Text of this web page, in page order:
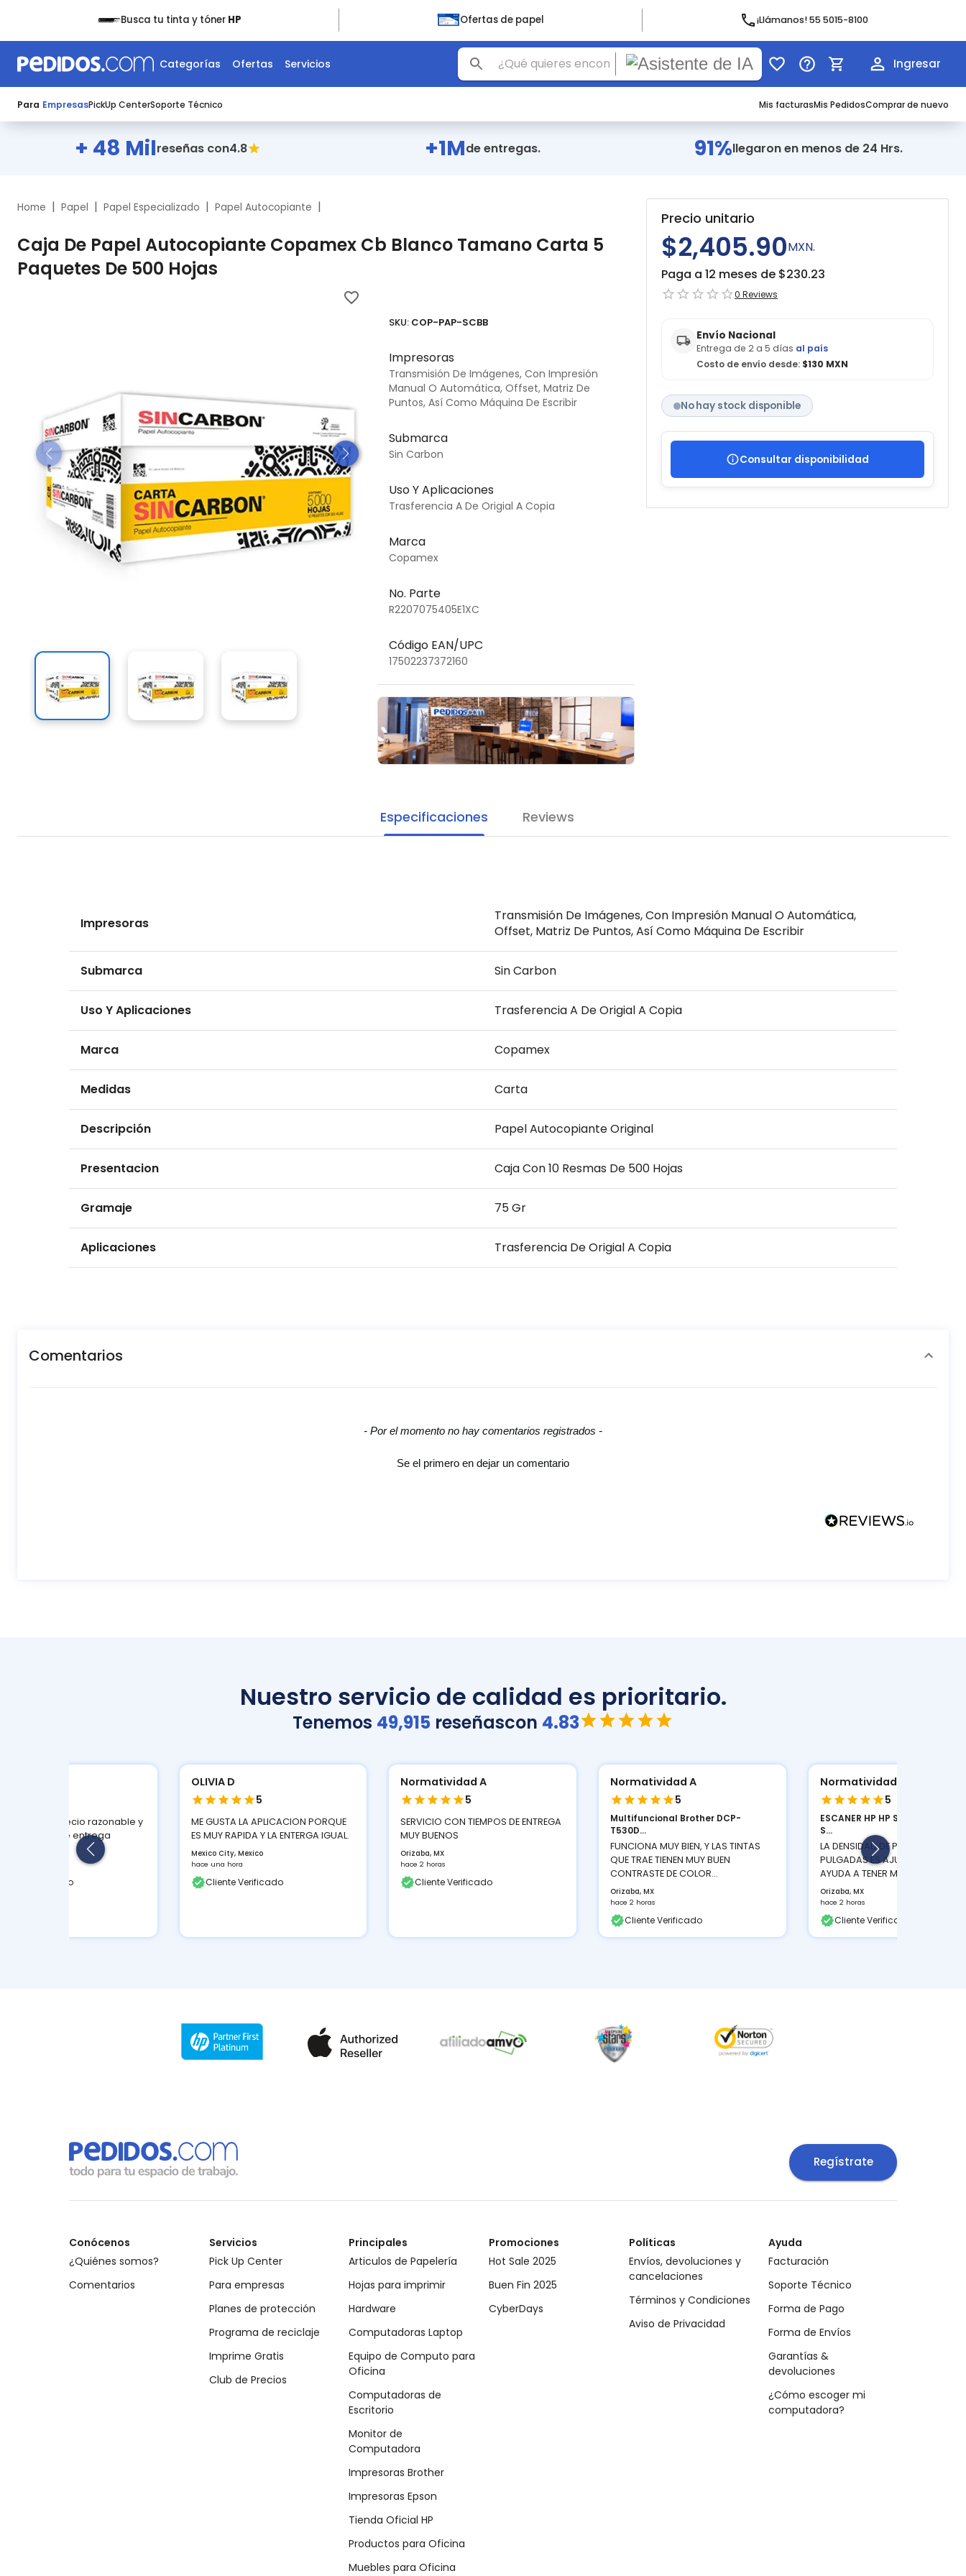
Busca tu tinta y tónerHP Ofertas de papel ¡Llámanos! 55 5015-8100
Categorías Ofertas Servicios Ingresar
Para EmpresasPickUp CenterSoporte Técnico Mis facturasMis PedidosComprar de nuevo
+ 48 Milreseñas con4.8 +1Mde entregas. 91%llegaron en menos de 24 Hrs.
Home | Papel | Papel Especializado | Papel Autocopiante |
Caja De Papel Autocopiante Copamex Cb Blanco Tamano Carta 5
Paquetes De 500 Hojas
SKU: COP-PAP-SCBB
Impresoras
Transmisión De Imágenes, Con Impresión
Manual O Automática, Offset, Matriz De
Puntos, Así Como Máquina De Escribir
Submarca
Sin Carbon
Uso Y Aplicaciones
Trasferencia A De Origial A Copia
Marca
Copamex
No. Parte
R2207075405E1XC
Código EAN/UPC
17502237372160
Precio unitario
$2,405.90MXN.
Paga a 12 meses de $230.23
0 Reviews
Envío Nacional
Entrega de 2 a 5 días al país
Costo de envío desde:$130 MXN
No hay stock disponible
Consultar disponibilidad
Especificaciones Reviews
Impresoras
Transmisión De Imágenes, Con Impresión Manual O Automática,
Offset, Matriz De Puntos, Así Como Máquina De Escribir
Submarca Sin Carbon
Uso Y Aplicaciones Trasferencia A De Origial A Copia
Marca Copamex
Medidas Carta
Descripción Papel Autocopiante Original
Presentacion Caja Con 10 Resmas De 500 Hojas
Gramaje 75 Gr
Aplicaciones Trasferencia De Origial A Copia
Comentarios
- Por el momento no hay comentarios registrados -
Se el primero en dejar un comentario
Nuestro servicio de calidad es prioritario.
Tenemos 49,915reseñascon 4.83
servicio a precio razonable y
tiempo de entrega
Verificado
OLIVIA D
5
ME GUSTA LA APLICACION PORQUE
ES MUY RAPIDA Y LA ENTERGA IGUAL.
Mexico City, Mexico
hace una hora
Cliente Verificado
Normatividad A
5
SERVICIO CON TIEMPOS DE ENTREGA
MUY BUENOS
Orizaba, MX
hace 2 horas
Cliente Verificado
Normatividad A
5
Multifuncional Brother DCP-
T530D...
FUNCIONA MUY BIEN, Y LAS TINTAS
QUE TRAE TIENEN MUY BUEN
CONTRASTE DE COLOR...
Orizaba, MX
hace 2 horas
Cliente Verificado
Normatividad A
5
ESCANER HP HP SCANJET PRO
S...
LA DENSIDAD DE PIXELES POR
PULGADAS ES AJUSTABLE LO QUE
AYUDA A TENER MEJOR...
Orizaba, MX
hace 2 horas
Cliente Verificado
Regístrate
Conócenos
¿Quiénes somos?
Comentarios
Servicios
Pick Up Center
Para empresas
Planes de protección
Programa de reciclaje
Imprime Gratis
Club de Precios
Principales
Articulos de Papelería
Hojas para imprimir
Hardware
Computadoras Laptop
Equipo de Computo para
Oficina
Computadoras de
Escritorio
Monitor de
Computadora
Impresoras Brother
Impresoras Epson
Tienda Oficial HP
Productos para Oficina
Muebles para Oficina
Promociones
Hot Sale 2025
Buen Fin 2025
CyberDays
Políticas
Envíos, devoluciones y
cancelaciones
Términos y Condiciones
Aviso de Privacidad
Ayuda
Facturación
Soporte Técnico
Forma de Pago
Forma de Envíos
Garantías &
devoluciones
¿Cómo escoger mi
computadora?